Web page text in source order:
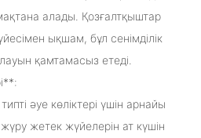
алады. Қозғалтқыштар
ықшам, бұл сенімділік
қамтамасыз етеді.
әуе көліктері үшін арнайы
жетек жүйелерін ат күшін